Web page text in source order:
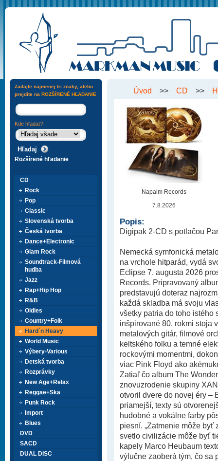
Úvod >> CD >>
Napalm Records
7.8.2026
Popis:
Digipak 2-CD s potlačou
Nemecká symfonická
na vrchole hitparád, vydá
Eclipse 7. augusta 2026
Records. Pripravovaný
predstavujú doteraz
každá skladba má svoju
všetky patria do toho istého
inšpirované 80. rokmi stoja
metalových gitár, filmové
keltského folku a temné
rockovými momentmi,
viac Pink Floyd ako
Zatiaľ čo album The
znovuzrodenie skupiny
otvoril dvere do novej éry –
priamejší, texty sú
hudobné a vokálne farby
piesní. „Zatmenie môže byť
svetlo civilizácie môže byť
kapely Marco Heubaum
výlučne zaoberá tým, čo sa
Zadajte najmenej tri znaky, alebo
prejdite na ROZŠÍRENÉ HĽADANIE
Kde hľadať?
Rozšírené hľadanie
CD
Rock
Pop
Classic
Slovenská tvorba
Česká tvorba
Dance+Electronic
Glam Rock
Soundtrack-Filmová
hudba
Jazz
Rap+Hip Hop
R&B
Oldies
Country+Folk
Hard´n Heavy
World Music
Výbery-Various
Detská tvorba
Rozprávky
New Age+Relax
Reggae+Ska
Punk Rock
Import
Blues
DVD
SACD
DUAL DISC